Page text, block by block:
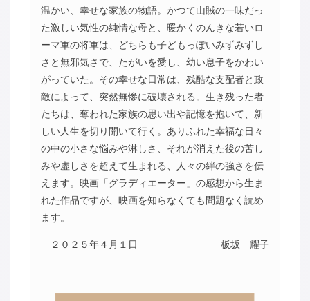
温かい、幸せな家族の物語。かつて山賊の一味だっ
た激しい気性の純情な母と、暖かくのんきな若いロ
ーマ軍の将軍は、どちらも子どもっぽいみずみずし
さと無邪気さで、たがいを愛し、幼い息子をかわい
がっていた。その幸せな日常は、残酷な支配者と政
敵によって、突然無惨に破壊される。生き残った者
たちは、奪われた家族の思い出や記憶を抱いて、新
しい人生を切り開いて行く。ありふれた幸福な日々
の中の小さな悩みや淋しさ、それが消えた後の苦し
みや虚しさを超えて生まれる、人々の絆の強さを伝
えます。映画「グラディエーター」の感想から生ま
れた作品ですが、映画を知らなくても問題なく読め
ます。
２０２５年４月１日 板坂 耀子